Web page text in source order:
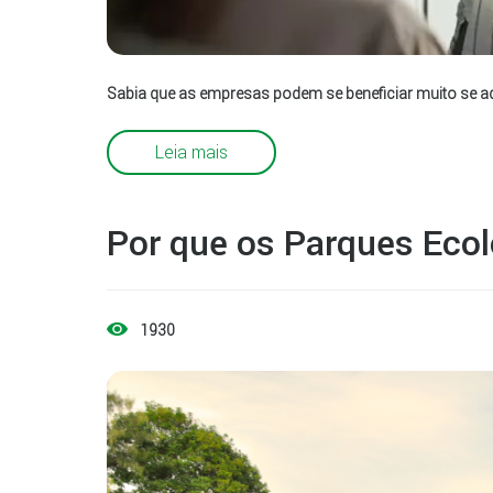
Sabia que as empresas podem se beneficiar muito se
Leia mais
Por que os Parques
1930